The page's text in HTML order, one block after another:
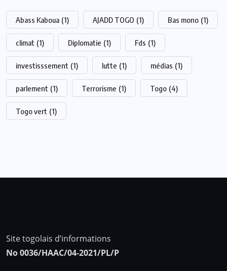
Abass Kaboua (1) AJADD TOGO (1) Bas mono (1)
climat (1) Diplomatie (1) Fds (1)
investisssement (1) lutte (1) médias (1)
parlement (1) Terrorisme (1) Togo (4)
Togo vert (1)
Site togolais d’informations
No 0036/HAAC/04-2021/PL/P